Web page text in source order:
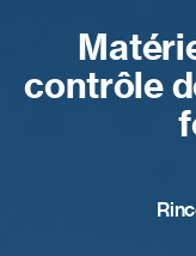
contrôle